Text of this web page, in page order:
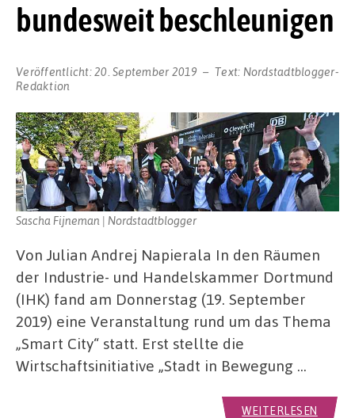
bundesweit beschleunigen
Veröffentlicht:20. September 2019 Text: Nordstadtblogger-
Redaktion
Sascha Fijneman | Nordstadtblogger
Von Julian Andrej Napierala In den Räumen
der Industrie- und Handelskammer Dortmund
(IHK) fand am Donnerstag (19. September
2019) eine Veranstaltung rund um das Thema
„Smart City“ statt. Erst stellte die
Wirtschaftsinitiative „Stadt in Bewegung …
WEITERLESEN